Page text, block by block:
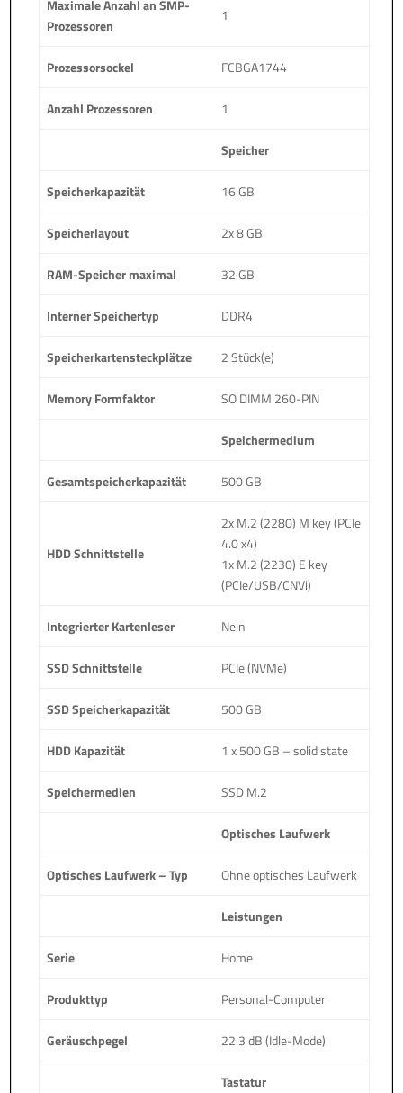
Maximale Anzahl an SMP-
Prozessoren
1
Prozessorsockel FCBGA1744
Anzahl Prozessoren 1
Speicher
Speicherkapazität 16 GB
Speicherlayout 2x 8 GB
RAM-Speicher maximal 32 GB
Interner Speichertyp DDR4
Speicherkartensteckplätze 2 Stück(e)
Memory Formfaktor SO DIMM 260-PIN
Speichermedium
Gesamtspeicherkapazität 500 GB
HDD Schnittstelle
2x M.2 (2280) M key (PCIe
4.0 x4)
1x M.2 (2230) E key
(PCIe/USB/CNVi)
Integrierter Kartenleser Nein
SSD Schnittstelle PCIe (NVMe)
SSD Speicherkapazität 500 GB
HDD Kapazität 1 x 500 GB – solid state
Speichermedien SSD M.2
Optisches Laufwerk
Optisches Laufwerk – Typ Ohne optisches Laufwerk
Leistungen
Serie Home
Produkttyp Personal-Computer
Geräuschpegel 22.3 dB (Idle-Mode)
Tastatur